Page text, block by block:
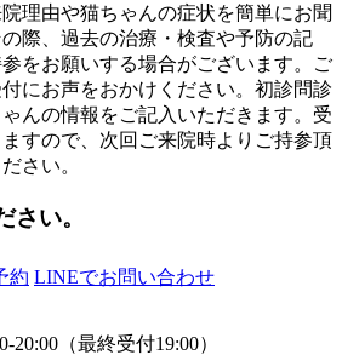
理由や猫ちゃんの症状を簡単にお聞
際、過去の治療・検査や予防の記
をお願いする場合がございます。ご
にお声をおかけください。初診問診
んの情報をご記入いただきます。受
すので、次回ご来院時よりご持参頂
さい。
さい。
約 LINEでお問い合わせ
20:00（最終受付19:00）